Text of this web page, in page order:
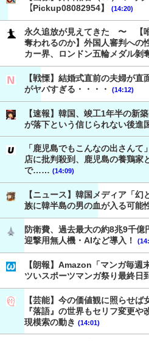
【Pickup08082954】
(14:20)
永久追放が見えてきた 〜 【
奪われるのか】外国人審判への
カー界、ロンドン五輪メダル剝
【戦慄】結婚式直前の夫婦が直
がヤバすぎる・・・・
(14:12)
【速報】韓国、竣工1年半の新
が落下という信じられない後進
「鹿児島でもこんなの出さん
店に批判殺到、鹿児島の養鶏家
で…… (14:09)
【ニュース】韓国メディア「
族に韓半島の男の血が入る可能
防衛費、過去最大の約8兆9千億
迎撃用無人機・AIなど導入！
【朗報】Amazon「マンガ毎週
ツいスポーツマンガ祭り最終日
【芸能】今の価値観に照らせ
『落語』の世界もセリフ変更
現模索の動き (14:01)